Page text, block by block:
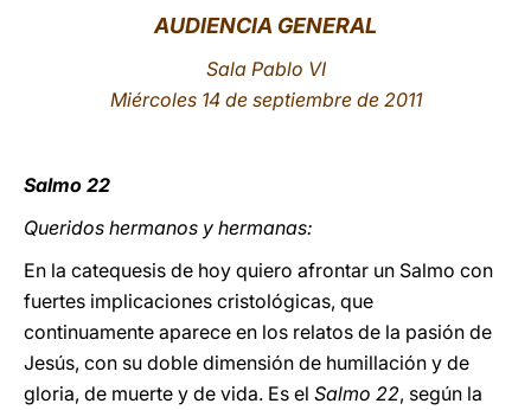
AUDIENCIA GENERAL
Sala Pablo VI
Miércoles 14 de septiembre de 2011
Salmo 22
Queridos hermanos y hermanas:
En la catequesis de hoy quiero afrontar un Salmo con
fuertes implicaciones cristológicas, que
continuamente aparece en los relatos de la pasión de
Jesús, con su doble dimensión de humillación y de
gloria, de muerte y de vida. Es el Salmo 22, según la